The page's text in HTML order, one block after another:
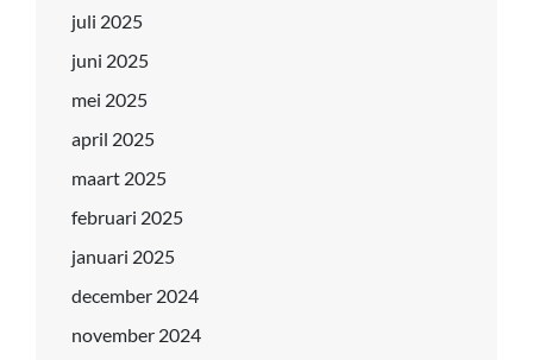
juli 2025
juni 2025
mei 2025
april 2025
maart 2025
februari 2025
januari 2025
december 2024
november 2024